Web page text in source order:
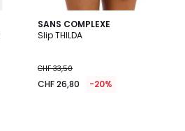
SANS COMPLEXE
Slip THILDA
CHF 33,50
CHF 26,80 -20%